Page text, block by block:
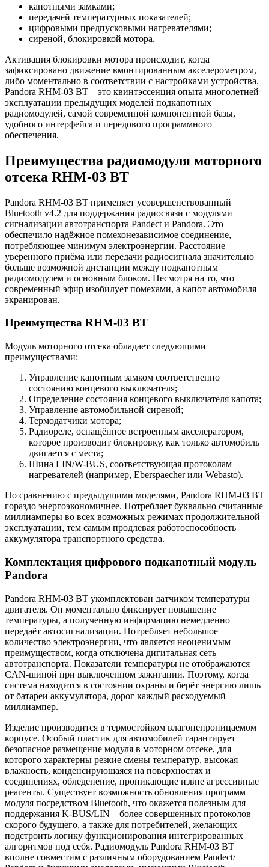
капотными замками;
передачей температурных показателей;
цифровыми предпусковыми нагревателями;
сиреной, блокировкой мотора.
Активация блокировки мотора происходит, когда
зафиксировано движение вмонтированным акселерометром,
либо моментально в соответствии с настройками устройства.
Pandora RHM-03 BT – это квинтэссенция опыта многолетней
эксплуатации предыдущих моделей подкапотных
радиомодулей, самой современной компонентной базы,
удобного интерфейса и передового программного
обеспечения.
Преимущества радиомодуля моторного
отсека RHM-03 BT
Pandora RHM-03 BT применяет усовершенствованный
Bluetooth v4.2 для поддержания радиосвязи с модулями
сигнализации автотранспорта Pandect и Pandora. Это
обеспечило надёжное помехонезависимое соединение,
потребляющее минимум электроэнергии. Расстояние
уверенного приёма или передачи радиосигнала значительно
больше возможной дистанции между подкапотным
радиомодулем и основным блоком. Несмотря на то, что
современный эфир изобилует помехами, а капот автомобиля
экранирован.
Преимущества RHM-03 BT
Модуль моторного отсека обладает следующими
преимуществами:
Управление капотным замком соответственно
состоянию концевого выключателя;
Определение состояния концевого выключателя капота;
Управление автомобильной сиреной;
Термодатчики мотора;
Радиореле, оснащённое встроенным акселератором,
которое производит блокировку, как только автомобиль
двигается с места;
Шина LIN/W-BUS, соответствующая протоколам
нагревателей (например, Eberspaecher или Webasto).
По сравнению с предыдущими моделями, Pandora RHM-03 BT
гораздо энергоэкономичнее. Потребляет буквально считанные
миллиамперы во всех возможных режимах продолжительной
эксплуатации, тем самым продлевая работоспособность
аккумулятора транспортного средства.
Комплектация цифрового подкапотный модуль
Pandora
Pandora RHM-03 BT укомплектован датчиком температуры
двигателя. Он моментально фиксирует повышение
температуры, а полученную информацию немедленно
передаёт автосигнализации. Потребляет небольшое
количество электроэнергии, что является неоценимым
преимуществом, когда отключена дигитальная сеть
автотранспорта. Показатели температуры не отображаются
CAN-шиной при выключенном зажигании. Поэтому, когда
система находится в состоянии охраны и берёт энергию лишь
от батареи аккумулятора, дорог каждый расходуемый
миллиампер.
Изделие производится в термостойком влагонепроницаемом
корпусе. Особый пластик для автомобилей гарантирует
безопасное размещение модуля в моторном отсеке, для
которого характерны резкие смены температур, высокая
влажность, конденсирующаяся на поверхностях и
соединениях, обледенение, проникающие извне агрессивные
реагенты. Существует возможность обновления программ
модуля посредством Bluetooth, что окажется полезным для
поддержания K-BUS/LIN – более совершенных протоколов
скорого будущего, а также для потребителей, желающих
подстроить логику функционирования интегрированных
алгоритмов под себя. Радиомодуль Pandora RHM-03 BT
вполне совместим с различным оборудованием Pandect/